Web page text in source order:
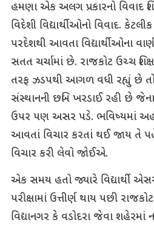
હમણા એક અલગ પ્રકારનો વિવાદ
વિદેશી વિદ્યાર્થીઓનો વિવાદ.
પરદેશથી આવતા વિદ્યાર્થીઓના
સતત ચર્ચામાં છે. રાજકોટ ઉચ્ચ
તરફ ઝડપથી આગળ વધી રહ્યું છે તો
સંસ્થાનની છબિ ખરડાઈ રહી છે
ઉપર પણ અસર પડે. ભવિષ્યમાં અહીં
આવતાં વિચાર કરતાં થઈ જાય તે
વિચાર કરી લેવો જોઈએ.
એક સમય હતો જ્યારે વિદ્યાર્થી
પરીક્ષામાં ઉત્તીર્ણ થાય પછી
વિદ્યાનગર કે વડોદરા જેવા શહેરમાં